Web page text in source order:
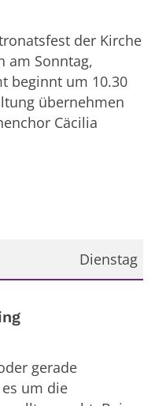
der Kirche
am Sonntag,
beginnt um 10.30
übernehmen
Cäcilia
Dienstag
gerade
um die